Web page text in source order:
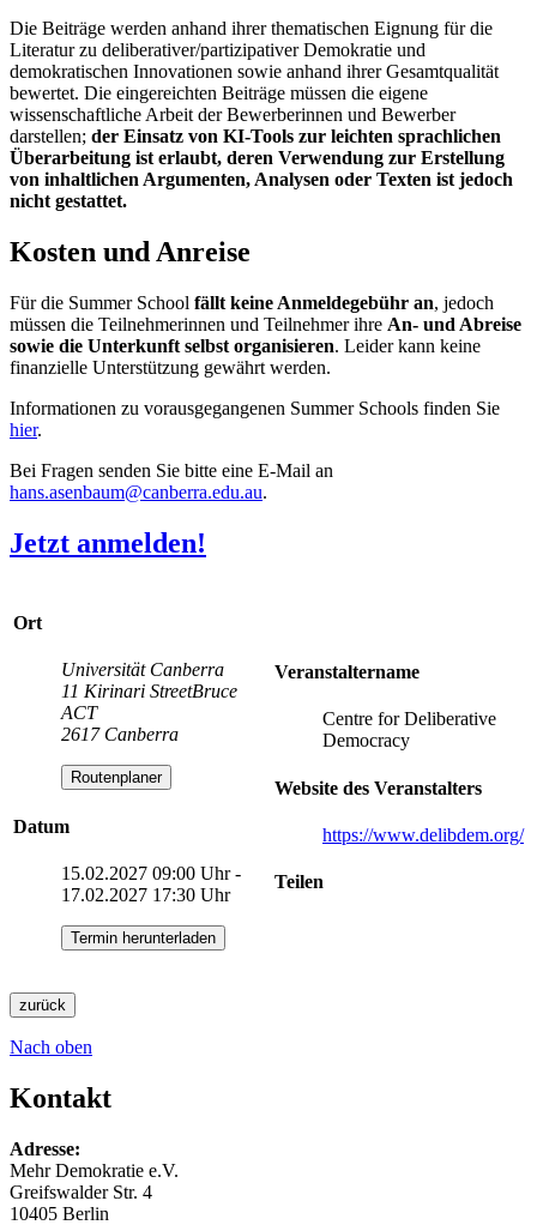
Die Beiträge werden anhand ihrer thematischen Eignung für die
Literatur zu deliberativer/partizipativer Demokratie und
demokratischen Innovationen sowie anhand ihrer Gesamtqualität
bewertet. Die eingereichten Beiträge müssen die eigene
wissenschaftliche Arbeit der Bewerberinnen und Bewerber
darstellen; der Einsatz von KI-Tools zur leichten sprachlichen
Überarbeitung ist erlaubt, deren Verwendung zur Erstellung
von inhaltlichen Argumenten, Analysen oder Texten ist jedoch
nicht gestattet.
Kosten und Anreise
Für die Summer School fällt keine Anmeldegebühr an, jedoch
müssen die Teilnehmerinnen und Teilnehmer ihre An- und Abreise
sowie die Unterkunft selbst organisieren. Leider kann keine
finanzielle Unterstützung gewährt werden.
Informationen zu vorausgegangenen Summer Schools finden Sie
hier.
Bei Fragen senden Sie bitte eine E-Mail an
hans.asenbaum@canberra.edu.au.
Jetzt anmelden!
Ort
Universität Canberra
11 Kirinari StreetBruce
ACT
2617 Canberra
Routenplaner
Datum
15.02.2027 09:00 Uhr -
17.02.2027 17:30 Uhr
Termin herunterladen
Veranstaltername
Centre for Deliberative
Democracy
Website des Veranstalters
https://www.delibdem.org/
Teilen
zurück
Nach oben
Kontakt
Adresse:
Mehr Demokratie e.V.
Greifswalder Str. 4
10405 Berlin